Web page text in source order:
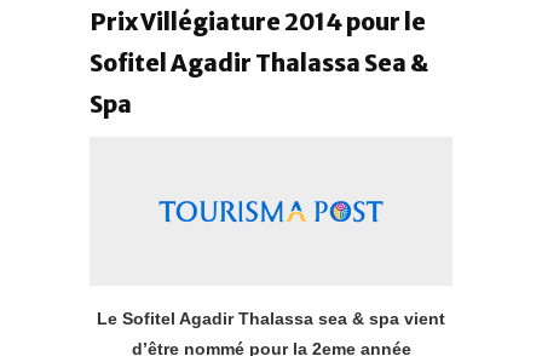
Prix Villégiature 2014 pour le
Sofitel Agadir Thalassa Sea &
Spa
Le Sofitel Agadir Thalassa sea & spa vient
d’être nommé pour la 2eme année